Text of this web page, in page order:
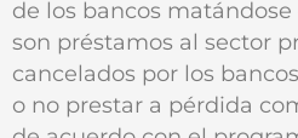
de los bancos
son préstamos al sector
cancelados por los
o no prestar a pérdida